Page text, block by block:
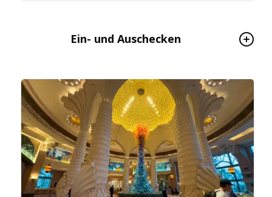
Ein- und Auschecken